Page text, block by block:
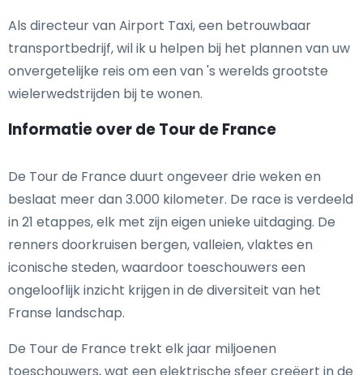
Als directeur van Airport Taxi, een betrouwbaar
transportbedrijf, wil ik u helpen bij het plannen van uw
onvergetelijke reis om een van 's werelds grootste
wielerwedstrijden bij te wonen.
Informatie over de Tour de France
De Tour de France duurt ongeveer drie weken en
beslaat meer dan 3.000 kilometer. De race is verdeeld
in 21 etappes, elk met zijn eigen unieke uitdaging. De
renners doorkruisen bergen, valleien, vlaktes en
iconische steden, waardoor toeschouwers een
ongelooflijk inzicht krijgen in de diversiteit van het
Franse landschap.
De Tour de France trekt elk jaar miljoenen